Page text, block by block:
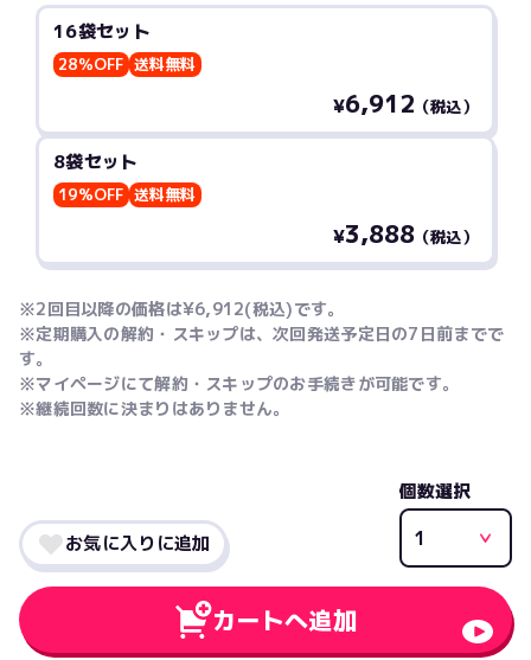
16袋セット
28％OFF 送料無料
¥6,912 （税込）
8袋セット
19%OFF 送料無料
¥3,888（税込）
※2回目以降の価格は¥6,912(税込)です。
※定期購入の解約・スキップは、次回発送予定日の7日前までで
す。
※マイページにて解約・スキップのお手続きが可能です。
※継続回数に決まりはありません。
個数選択
カートへ追加
お気に入りに追加